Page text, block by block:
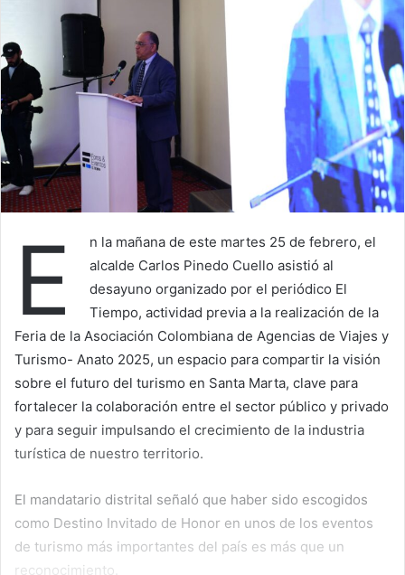
E
n la mañana de este martes 25 de febrero, el
alcalde Carlos Pinedo Cuello asistió al
desayuno organizado por el periódico El
Tiempo, actividad previa a la realización de la
Feria de la Asociación Colombiana de Agencias de Viajes y
Turismo- Anato 2025, un espacio para compartir la visión
sobre el futuro del turismo en Santa Marta, clave para
fortalecer la colaboración entre el sector público y privado
y para seguir impulsando el crecimiento de la industria
turística de nuestro territorio.
El mandatario distrital señaló que haber sido escogidos
como Destino Invitado de Honor en unos de los eventos
de turismo más importantes del país es más que un
reconocimiento.